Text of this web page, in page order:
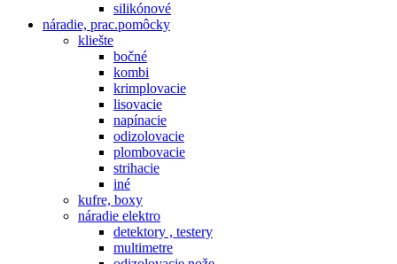
silikónové
náradie, prac.pomôcky
kliešte
bočné
kombi
krimplovacie
lisovacie
napínacie
odizolovacie
plombovacie
strihacie
iné
kufre, boxy
náradie elektro
detektory , testery
multimetre